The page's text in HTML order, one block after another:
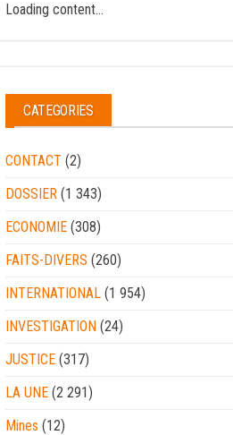
Loading content...
CATEGORIES
CONTACT (2)
DOSSIER (1 343)
ECONOMIE (308)
FAITS-DIVERS (260)
INTERNATIONAL (1 954)
INVESTIGATION (24)
JUSTICE (317)
LA UNE (2 291)
Mines (12)